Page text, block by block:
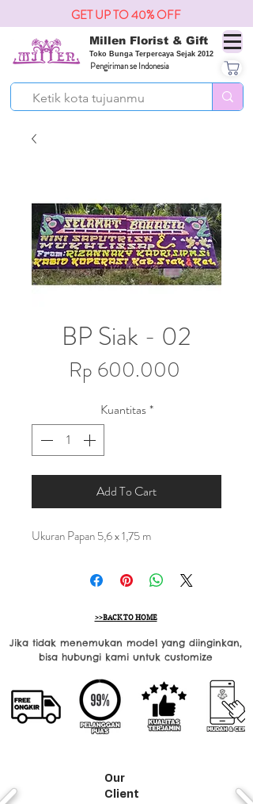
Millen Florist & Gift
Toko Bunga Terpercaya Sejak 2012
Pengiriman se Indonesia
GET UP TO 40% OFF
BP Siak - 02
Rp 600.000
Kuantitas*
Add To Cart
Ukuran Papan 5,6 x 1,75 m
>>BACK TO HOME
Jika tidak menemukan model yang diinginkan,
bisa hubungi kami untuk customize
Our
Client